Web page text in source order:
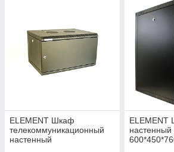
ELEMENT Шкаф
телекоммуникационный
настенный
ELEMENT
настенный